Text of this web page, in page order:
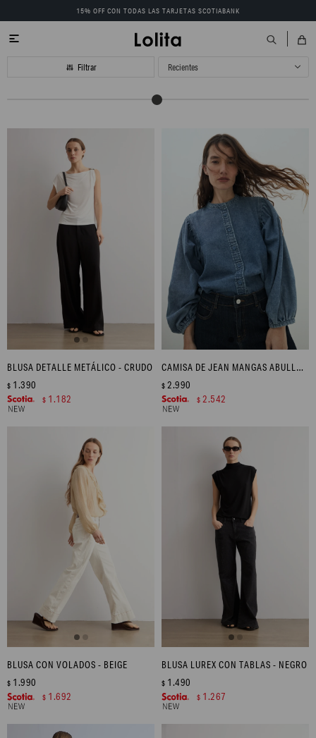
15% OFF CON TODAS LAS TARJETAS SCOTIABANK

Recientes
BLUSA DETALLE METÁLICO - CRUDO
$ 1.390
$ 1.182
CAMISA DE JEAN MANGAS ABULLONADAS - JEAN MEDIO
$ 2.990
$ 2.542
BLUSA CON VOLADOS - BEIGE
$ 1.990
$ 1.692
BLUSA LUREX CON TABLAS - NEGRO
$ 1.490
$ 1.267